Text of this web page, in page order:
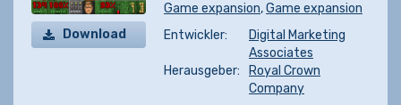
Download
Game expansion,Game expansion
Entwickler:
Digital Marketing
Associates
Herausgeber:
Royal Crown
Company